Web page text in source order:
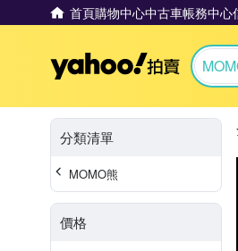
首頁購物中心中古車帳務中心
Yahoo
分類清單
MOMO熊
價格